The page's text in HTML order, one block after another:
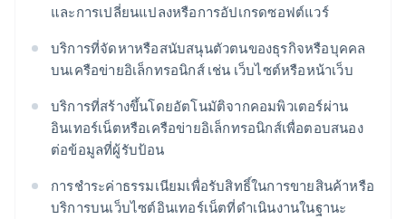
และการเปลี่ยนแปลงหรือการอัปเกรดซอฟต์แวร์
บริการที่จัดหาหรือสนับสนุนตัวตนของธุรกิจหรือบุคคล
บนเครือข่ายอิเล็กทรอนิกส์ เช่น เว็บไซต์หรือหน้าเว็บ
บริการที่สร้างขึ้นโดยอัตโนมัติจากคอมพิวเตอร์ผ่าน
อินเทอร์เน็ตหรือเครือข่ายอิเล็กทรอนิกส์เพื่อตอบสนอง
ต่อข้อมูลที่ผู้รับป้อน
การชําระค่าธรรมเนียมเพื่อรับสิทธิ์ในการขายสินค้าหรือ
บริการบนเว็บไซต์อินเทอร์เน็ตที่ดําเนินงานในฐานะ